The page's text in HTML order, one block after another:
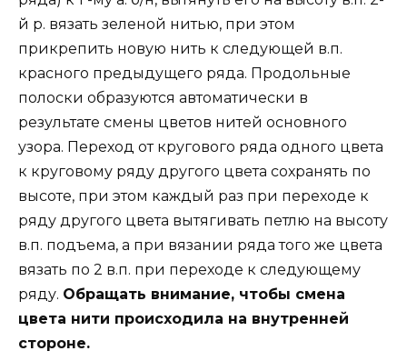
й р. вязать зеленой нитью, при этом
прикрепить новую нить к следующей в.п.
красного предыдущего ряда. Продольные
полоски образуются автоматически в
результате смены цветов нитей основного
узора. Переход от кругового ряда одного цвета
к круговому ряду другого цвета сохранять по
высоте, при этом каждый раз при переходе к
ряду другого цвета вытягивать петлю на высоту
в.п. подъема, а при вязании ряда того же цвета
вязать по 2 в.п. при переходе к следующему
ряду. Обращать внимание, чтобы смена
цвета нити происходила на внутренней
стороне.